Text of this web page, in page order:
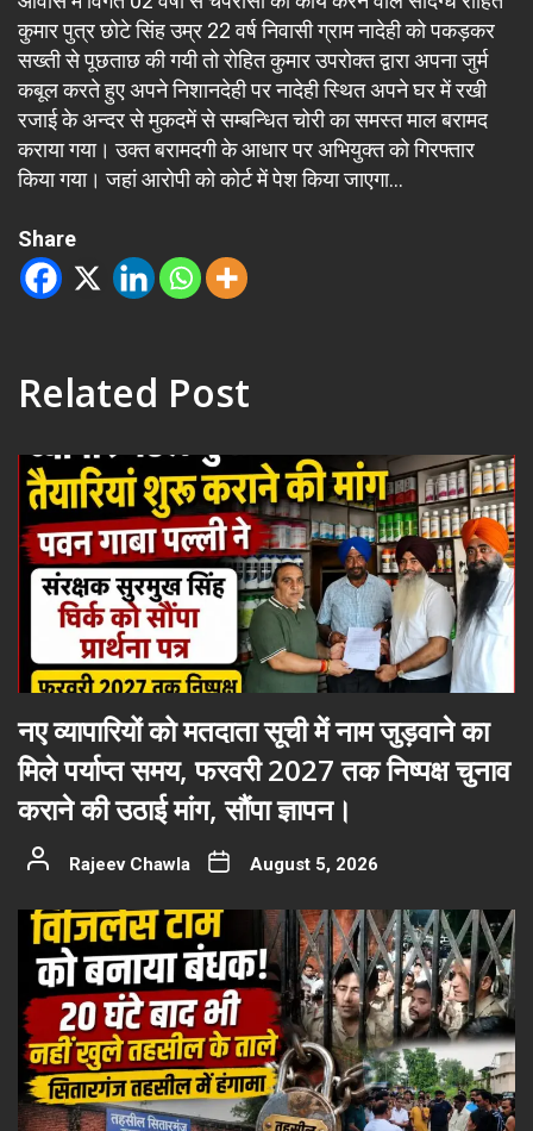
कुमार पुत्र छोटे सिंह उम्र 22 वर्ष निवासी ग्राम नादेही को पकड़कर
सख्ती से पूछताछ की गयी तो रोहित कुमार उपरोक्त द्वारा अपना जुर्म
कबूल करते हुए अपने निशानदेही पर नादेही स्थित अपने घर में रखी
रजाई के अन्दर से मुकदमें से सम्बन्धित चोरी का समस्त माल बरामद
कराया गया। उक्त बरामदगी के आधार पर अभियुक्त को गिरफ्तार
किया गया। जहां आरोपी को कोर्ट में पेश किया जाएगा…
Share
Related Post
नए व्यापारियों को मतदाता सूची में नाम जुड़वाने का
मिले पर्याप्त समय, फरवरी 2027 तक निष्पक्ष चुनाव
कराने की उठाई मांग, सौंपा ज्ञापन।
Rajeev Chawla August 5, 2026